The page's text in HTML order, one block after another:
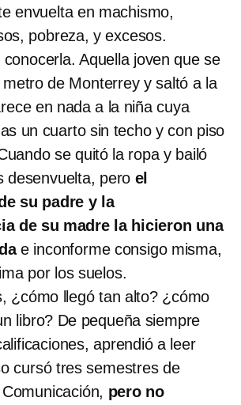
envuelta en machismo,
pobreza, y excesos.
Aquella joven que se
de Monterrey y saltó a la
en nada a la niña cuya
un cuarto sin techo y con piso
se quitó la ropa y bailó
desenvuelta, pero el
su padre y la
de su madre la hicieron una
e inconforme consigo misma,
por los suelos.
¿cómo llegó tan alto? ¿cómo
libro? De pequeña siempre
aprendió a leer
cursó tres semestres de
pero no